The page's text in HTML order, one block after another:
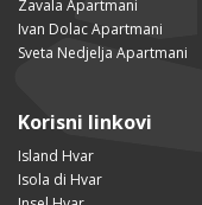
Zavala Apartmani
Ivan Dolac Apartmani
Sveta Nedjelja Apartmani
Korisni linkovi
Island Hvar
Isola di Hvar